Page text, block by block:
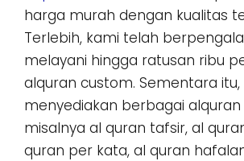
harga murah dengan kualitas
Terlebih, kami telah
melayani hingga ratusan ribu
alquran custom. Sementara
menyediakan berbagai
misalnya al quran tafsir, al
quran per kata, al quran